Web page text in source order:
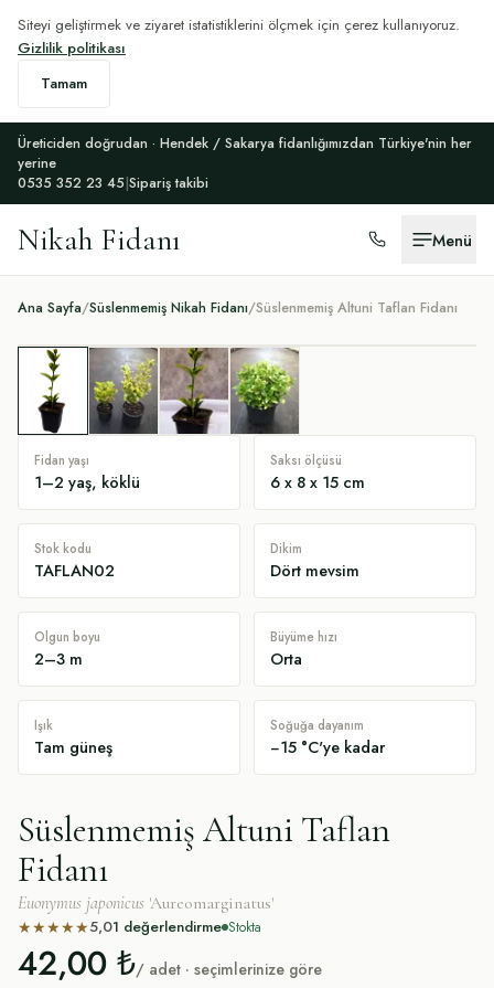
Siteyi geliştirmek ve ziyaret istatistiklerini ölçmek için çerez kullanıyoruz.
Gizlilik politikası
Tamam
Üreticiden doğrudan · Hendek / Sakarya fidanlığımızdan Türkiye'nin her
yerine
0535 352 23 45|Sipariş takibi
Nikah Fidanı Menü
Ana Sayfa/Süslenmemiş Nikah Fidanı/Süslenmemiş Altuni Taflan Fidanı
Fidan yaşı
1–2 yaş, köklü
Saksı ölçüsü
6 x 8 x 15 cm
Stok kodu
TAFLAN02
Dikim
Dört mevsim
Olgun boyu
2–3 m
Büyüme hızı
Orta
Işık
Tam güneş
Soğuğa dayanım
−15 °C'ye kadar
Süslenmemiş Altuni Taflan
Fidanı
Euonymus japonicus 'Aureomarginatus'
★★★★★5,01 değerlendirme Stokta
42,00 ₺/ adet · seçimlerinize göre